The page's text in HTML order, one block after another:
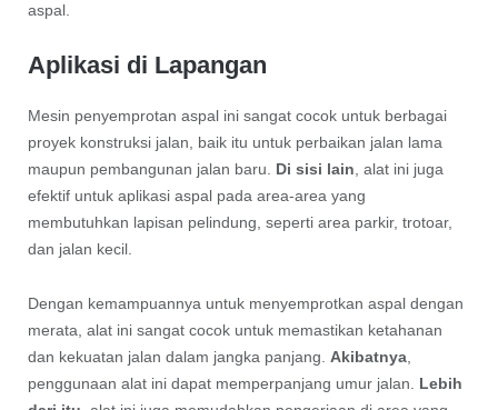
aspal.
Aplikasi di Lapangan
Mesin penyemprotan aspal ini sangat cocok untuk berbagai
proyek konstruksi jalan, baik itu untuk perbaikan jalan lama
maupun pembangunan jalan baru. Di sisi lain , alat ini juga
efektif untuk aplikasi aspal pada area-area yang
membutuhkan lapisan pelindung, seperti area parkir, trotoar,
dan jalan kecil.
Dengan kemampuannya untuk menyemprotkan aspal dengan
merata, alat ini sangat cocok untuk memastikan ketahanan
dan kekuatan jalan dalam jangka panjang. Akibatnya,
penggunaan alat ini dapat memperpanjang umur jalan. Lebih